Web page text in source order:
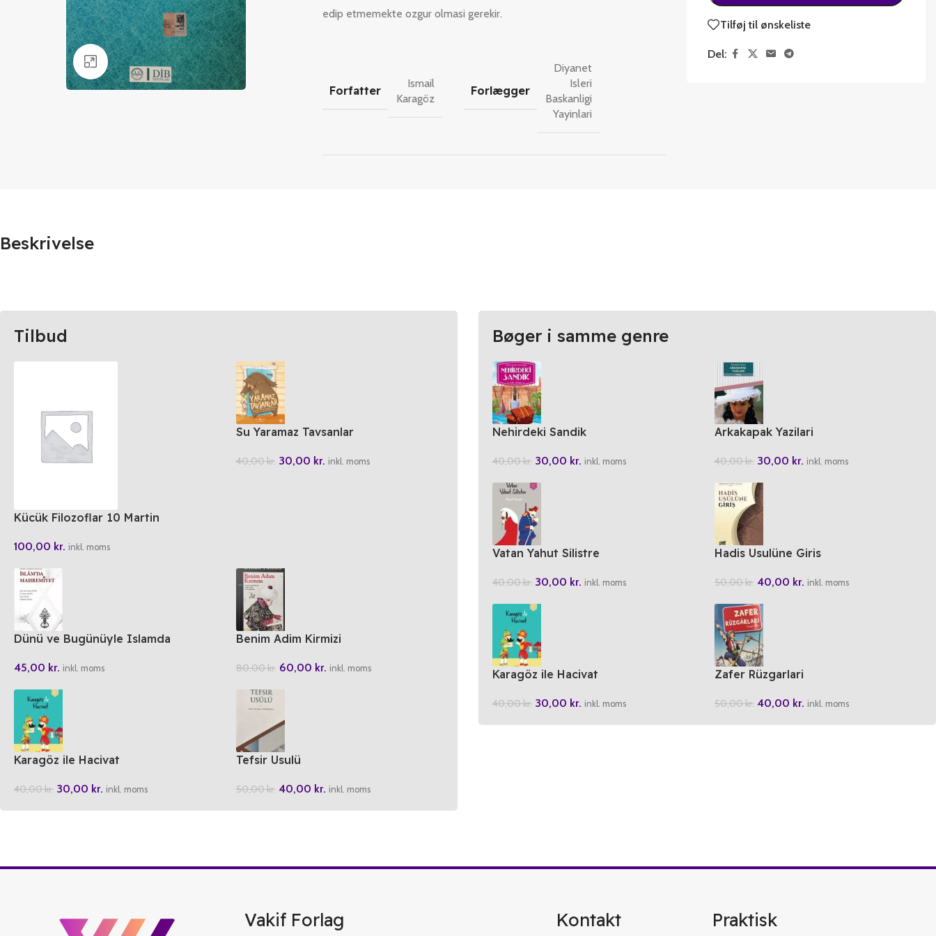
Klik for at forstørre
edip etmemekte ozgur olmasi gerekir.
Forfatter
Ismail
Karagöz
Forlægger
Diyanet
Isleri
Baskanligi
Yayinlari
Tilføj til ønskeliste
Del:
Beskrivelse
Tilbud
Kücük Filozoflar 10 Martin
100,00 kr. inkl. moms
Su Yaramaz Tavsanlar
40,00kr. 30,00 kr. inkl. moms
Dünü ve Bugünüyle Islamda
45,00 kr. inkl. moms
Benim Adim Kirmizi
80,00kr. 60,00 kr. inkl. moms
Karagöz ile Hacivat
40,00kr. 30,00 kr. inkl. moms
Tefsir Usulü
50,00kr. 40,00 kr. inkl. moms
Bøger i samme genre
Nehirdeki Sandik
40,00kr. 30,00 kr. inkl. moms
Arkakapak Yazilari
40,00kr. 30,00 kr. inkl. moms
Vatan Yahut Silistre
40,00kr. 30,00 kr. inkl. moms
Hadis Usulüne Giris
50,00kr. 40,00 kr. inkl. moms
Karagöz ile Hacivat
40,00kr. 30,00 kr. inkl. moms
Zafer Rüzgarlari
50,00kr. 40,00 kr. inkl. moms
Vakif Forlag Kontakt Praktisk